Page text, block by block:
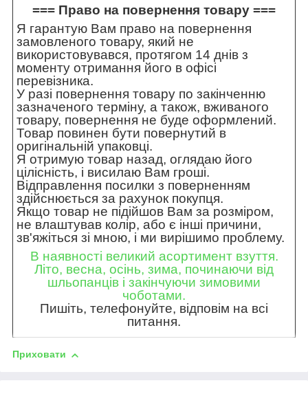
=== Право на повернення товару ===
Я гарантую Вам право на повернення
замовленого товару, який не
використовувався, протягом 14 днів з
моменту отримання його в офісі
перевізника.
У разі повернення товару по закінченню
зазначеного терміну, а також, вживаного
товару, повернення не буде оформлений.
Товар повинен бути повернутий в
оригінальній упаковці.
Я отримую товар назад, оглядаю його
цілісність, і висилаю Вам гроші.
Відправлення посилки з поверненням
здійснюється за рахунок покупця.
Якщо товар не підійшов Вам за розміром,
не влаштував колір, або є інші причини,
зв'яжіться зі мною, і ми вирішимо проблему.
В наявності великий асортимент взуття.
Літо, весна, осінь, зима, починаючи від
шльопанців і закінчуючи зимовими
чоботами.
Пишіть, телефонуйте, відповім на всі
питання.
Приховати